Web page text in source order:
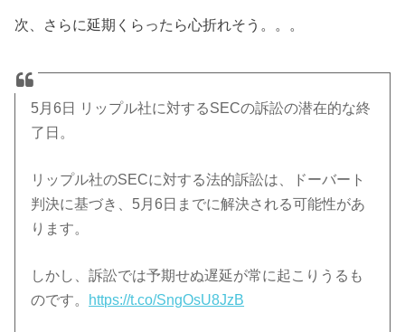
次、さらに延期くらったら心折れそう。。。
5月6日 リップル社に対するSECの訴訟の潜在的な終
了日。
リップル社のSECに対する法的訴訟は、ドーバート
判決に基づき、5月6日までに解決される可能性があ
ります。
しかし、訴訟では予期せぬ遅延が常に起こりうるも
のです。
https://t.co/SngOsU8JzB